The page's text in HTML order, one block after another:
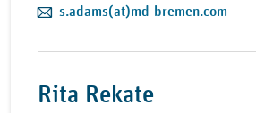
E-Mail:
s.adams(at)md-bremen.com
Rita Rekate